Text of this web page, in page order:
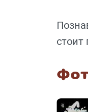
стоит